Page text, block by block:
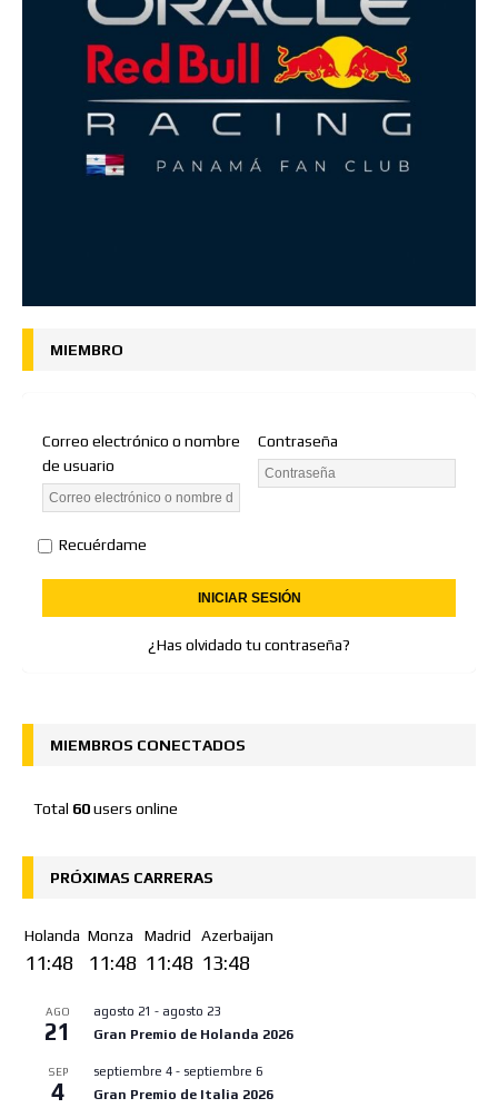
MIEMBRO
Correo electrónico o nombre
de usuario
Contraseña
Recuérdame
¿Has olvidado tu contraseña?
MIEMBROS CONECTADOS
Total 60users online
PRÓXIMAS CARRERAS
Holanda
11:48
Monza
11:48
Madrid
11:48
Azerbaijan
13:48
AGO
21
agosto 21 - agosto 23
Gran Premio de Holanda 2026
SEP
4
septiembre 4 - septiembre 6
Gran Premio de Italia 2026